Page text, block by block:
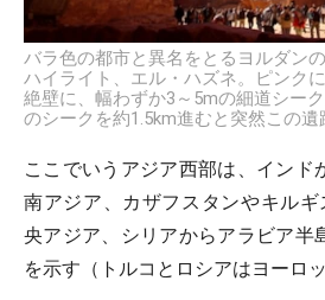
バラ色の都市と異名をとるヨルダン
ハイライト、エル・ハズネ。ピンク
絶壁に、幅わずか3～5mの細道シー
のシークを約1.5km進むと突然この遺
ここでいうアジア西部は、インド
南アジア、カザフスタンやキル
央アジア、シリアからアラビア半
を示す（トルコとロシアはヨーロ